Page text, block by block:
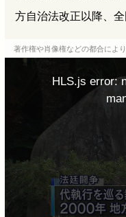
方自治法改正以降、全
著作権や肖像権などの都合によ
HLS.js error: